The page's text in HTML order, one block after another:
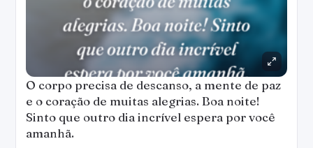
O corpo precisa de descanso, a mente de paz
e o coração de muitas alegrias. Boa noite!
Sinto que outro dia incrível espera por você
amanhã.